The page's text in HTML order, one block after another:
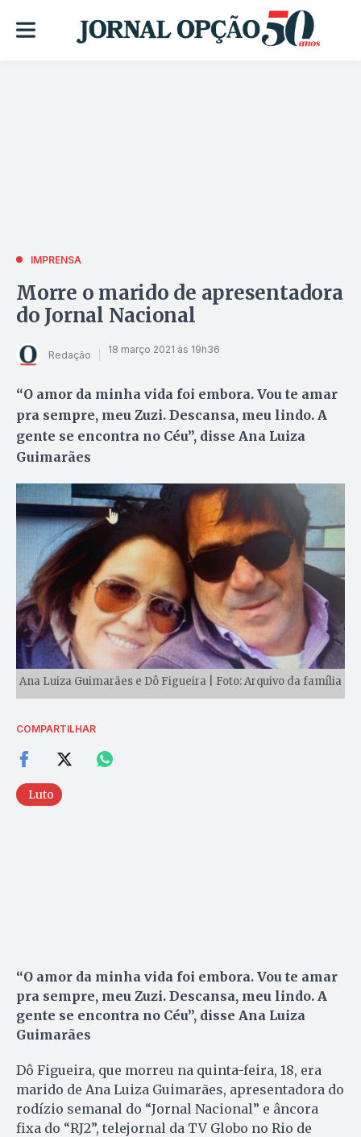
IMPRENSA
Morre o marido de apresentadora
do Jornal Nacional
Redação 18 março 2021 às 19h36
“O amor da minha vida foi embora. Vou te amar
pra sempre, meu Zuzi. Descansa, meu lindo. A
gente se encontra no Céu”, disse Ana Luiza
Guimarães
Ana Luiza Guimarães e Dô Figueira | Foto: Arquivo da família
COMPARTILHAR
Luto
“O amor da minha vida foi embora. Vou te amar
pra sempre, meu Zuzi. Descansa, meu lindo. A
gente se encontra no Céu”, disse Ana Luiza
Guimarães
Dô Figueira, que morreu na quinta-feira, 18, era
marido de Ana Luiza Guimarães, apresentadora do
rodízio semanal do “Jornal Nacional” e âncora
fixa do “RJ2”, telejornal da TV Globo no Rio de